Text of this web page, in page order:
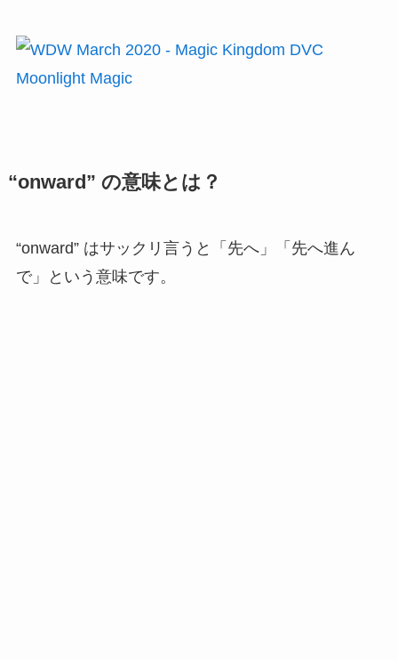
“onward” の意味とは？
“onward” はサックリ言うと「先へ」「先へ進ん
で」という意味です。